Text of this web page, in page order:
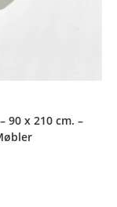
90 x 210 cm. –